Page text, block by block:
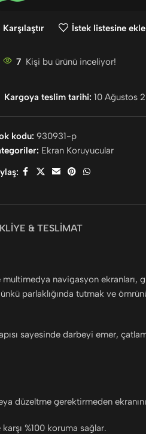
Karşılaştır İstek listesine ekle
7 Kişi bu ürünü inceliyor!
Kargoya teslim tarihi: 10 Ağustos
kodu: 930931-p
Ekran Koruyucular
& TESLIMAT
navigasyon ekranları,
parlaklığında tutmak ve
sayesinde darbeyi emer,
düzeltme gerektirmeden
%100 koruma sağlar.